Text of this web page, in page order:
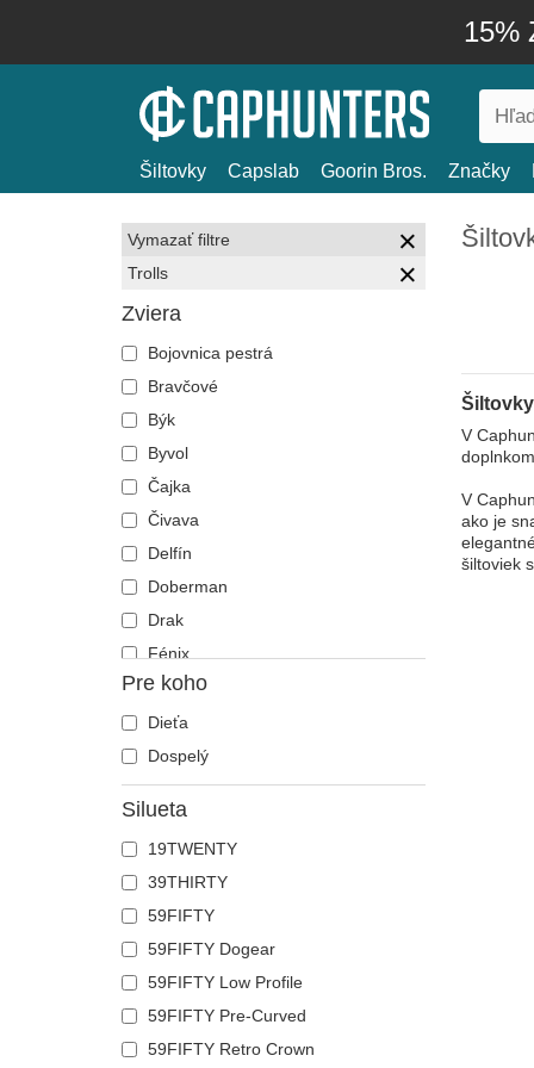
15%
Šiltovky Capslab Goorin Bros. Značky
Vymazať filtre
Trolls
Zviera
Bojovnica pestrá
Bravčové
Býk
Byvol
Čajka
Čivava
Delfín
Doberman
Drak
Fénix
Francúzsky buldog
Gepard
Had
Havran
Holubica
Homár
Hroch
Jašterica
Jednorožec
Jeleň
Kačica
Kohút
Pre koho
Dieťa
Dospelý
Silueta
19TWENTY
39THIRTY
59FIFTY
59FIFTY Dogear
59FIFTY Low Profile
59FIFTY Pre-Curved
59FIFTY Retro Crown
V
V
ako je
šiltoviek